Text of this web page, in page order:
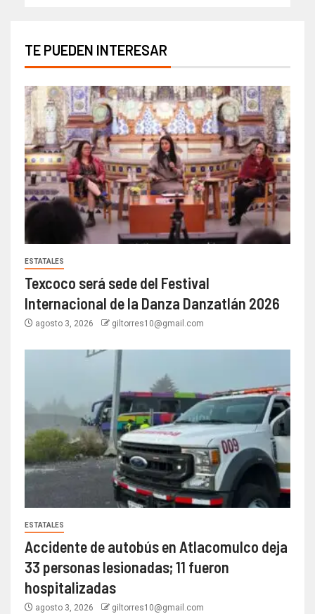
TE PUEDEN INTERESAR
ESTATALES
Texcoco será sede del Festival
Internacional de la Danza Danzatlán 2026
agosto 3, 2026 giltorres10@gmail.com
ESTATALES
Accidente de autobús en Atlacomulco deja
33 personas lesionadas; 11 fueron
hospitalizadas
agosto 3, 2026 giltorres10@gmail.com